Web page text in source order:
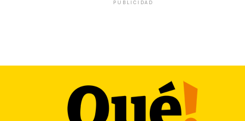
PUBLICIDAD